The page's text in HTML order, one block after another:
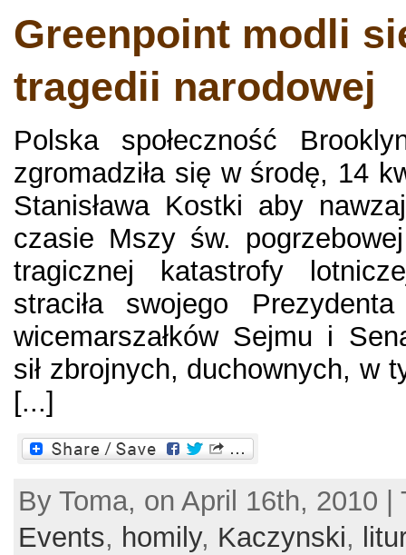
Greenpoint modli
tragedii narodowej
Polska społeczność
zgromadziła się w środę, 14
Stanisława Kostki aby
czasie Mszy św.
tragicznej katastrofy
straciła swojego
wicemarszałków Sejmu i
sił zbrojnych, duchownych, w
[...]
By Toma, on April 16th, 2010
Events, homily, Kaczynski,